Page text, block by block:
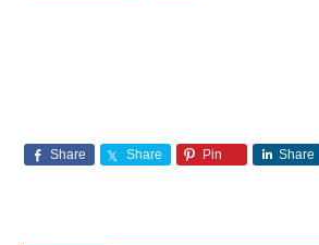
Share Share Pin Share